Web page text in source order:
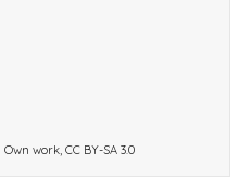
work, CC BY-SA 3.0